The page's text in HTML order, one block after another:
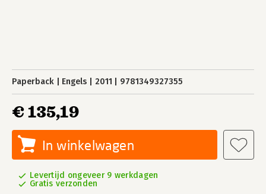
Paperback Engels 2011 9781349327355
€ 135,19
In winkelwagen
Levertijd ongeveer 9 werkdagen
Gratis verzonden